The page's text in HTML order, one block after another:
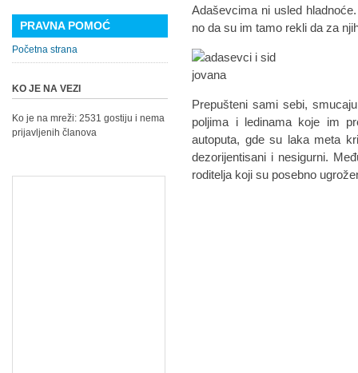
Adaševcima ni usled
no da su im tamo rekli da za
Prepušteni sami sebi,
poljima i ledinama koje im
autoputa, gde su laka meta
dezorijentisani i nesigurni.
roditelja koji su posebno
PRAVNA POMOĆ
Početna strana
KO JE NA VEZI
Ko je na mreži: 2531 gostiju i nema
prijavljenih članova